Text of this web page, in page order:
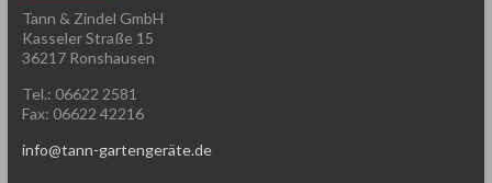
Tann & Zindel GmbH
Kasseler Straße 15
36217 Ronshausen
Tel.: 06622 2581
Fax: 06622 42216
info@tann-gartengeräte.de